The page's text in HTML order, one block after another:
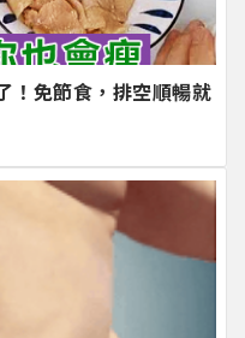
！免節食，排空順暢就